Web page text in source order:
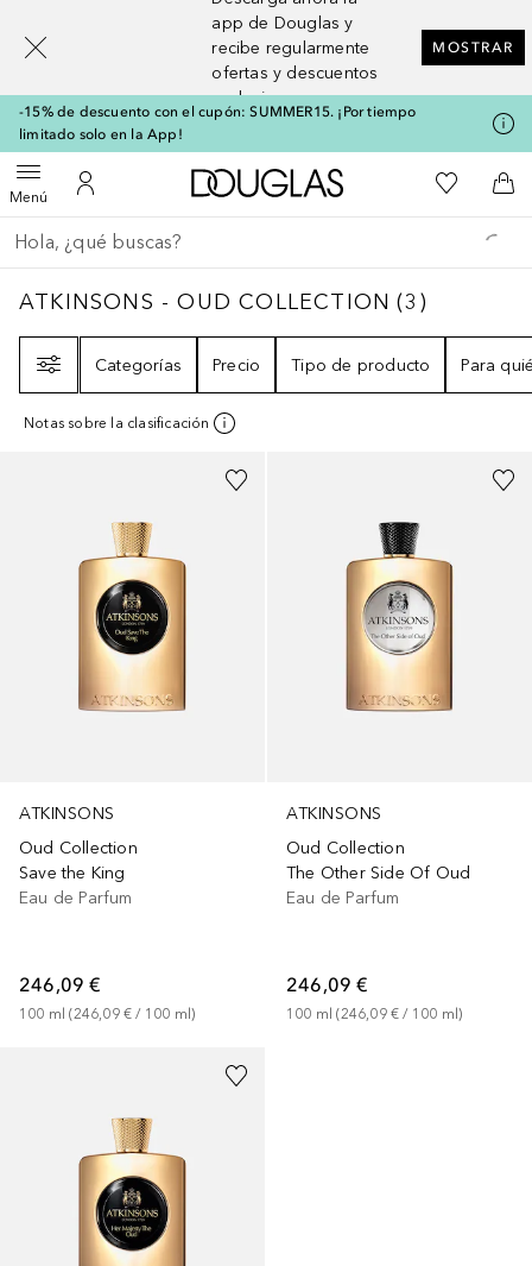
app de Douglas y
recibe regularmente
ofertas y descuentos
exclusivos
MOSTRAR
-15% de descuento con el cupón: SUMMER15. ¡Por tiempo
limitado solo en la App!
MenúAbrir menúMi cuenta
A Douglas HomeMi lista de
A
Regresar
Ejecutar búsqueda
ATKINSONS - OUD COLLECTION 3
ATKINSONS - OUD COLLECTION (3 )
Categorías
Precio Tipo de producto Para
Notas sobre la clasificación
ATKINSONS
Oud Collection
Save the King
Eau de Parfum
246,09 €
100 ml (246,09 € / 100 ml)
ATKINSONS
Oud Collection
The Other Side Of Oud
Eau de Parfum
246,09 €
100 ml (246,09 € / 100 ml)
[navigation.slideout.screenreader]